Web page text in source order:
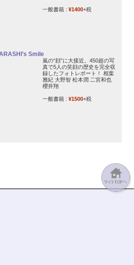
一般書籍 : ¥1400+税
Smile
嵐の“顔”に大接近。450超の写
真で5人の笑顔の歴史を完全収
録したフォトレポート！ 相葉
雅紀 大野智 松本潤 二宮和也
櫻井翔
一般書籍 : ¥1500+税